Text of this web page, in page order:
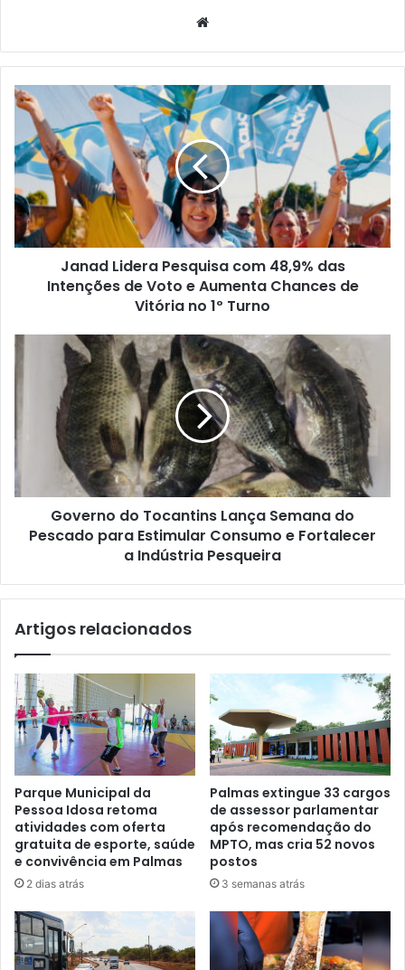
b
s
i
t
e
Janad Lidera Pesquisa com 48,9% das
Intenções de Voto e Aumenta Chances de
Vitória no 1º Turno
Governo do Tocantins Lança Semana do
Pescado para Estimular Consumo e Fortalecer
a Indústria Pesqueira
Artigos relacionados
Parque Municipal da
Pessoa Idosa retoma
atividades com oferta
gratuita de esporte, saúde
e convivência em Palmas
2 dias atrás
Palmas extingue 33 cargos
de assessor parlamentar
após recomendação do
MPTO, mas cria 52 novos
postos
3 semanas atrás